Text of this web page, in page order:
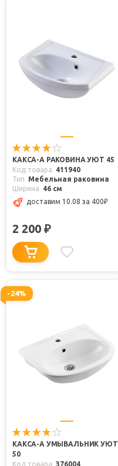
КАКСА-А РАКОВИНА УЮТ 45
Код товара
411940
Тип
Мебельная раковина
Ширина
46 см
доставим 10.08 за 400₽
2 200 ₽
-24%
КАКСА-А УМЫВАЛЬНИК УЮТ
50
Код товара 376004